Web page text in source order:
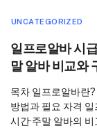
UNCATEGORIZED
일프로알바 시
말 알바 비교와
목차 일프로알바란
방법과 필요 자격
시간·주말 알바의